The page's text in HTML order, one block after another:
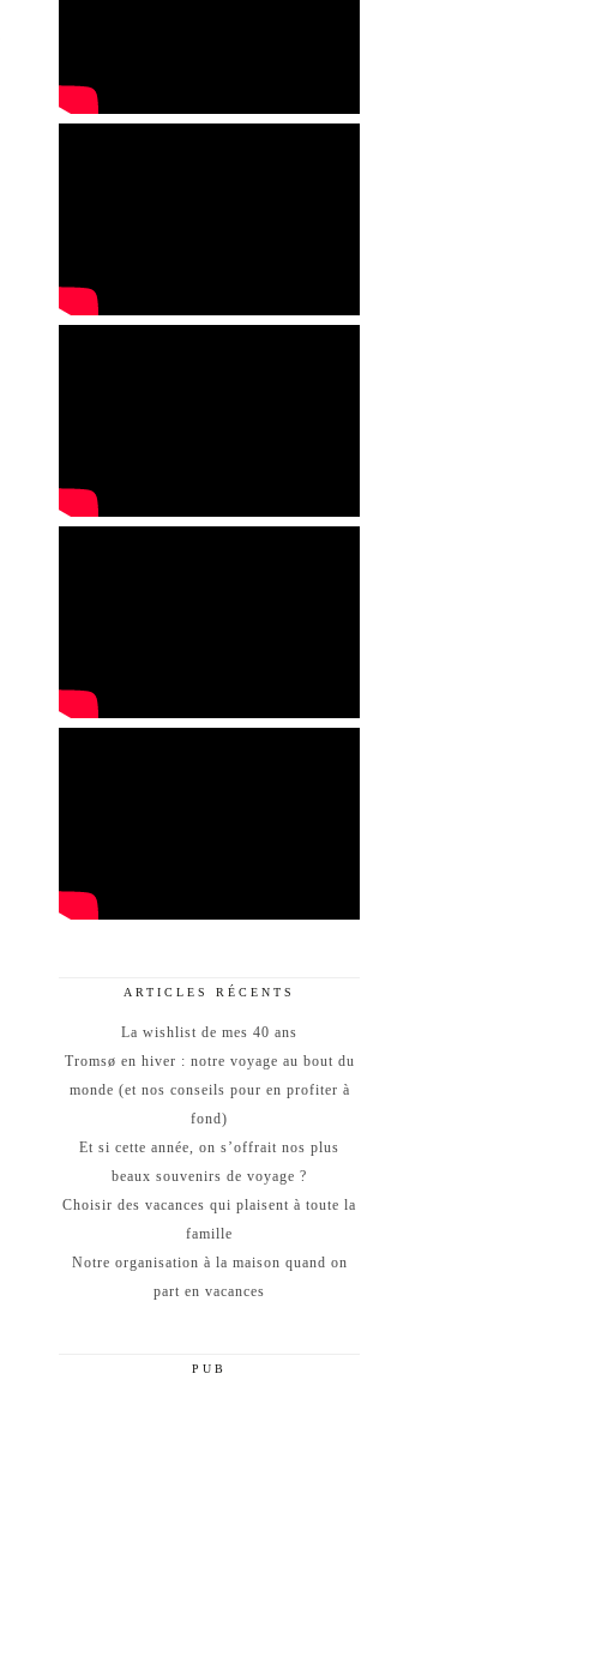
ARTICLES RÉCENTS
La wishlist de mes 40 ans
Tromsø en hiver : notre voyage au bout du
monde (et nos conseils pour en profiter à
fond)
Et si cette année, on s’offrait nos plus
beaux souvenirs de voyage ?
Choisir des vacances qui plaisent à toute la
famille
Notre organisation à la maison quand on
part en vacances
PUB